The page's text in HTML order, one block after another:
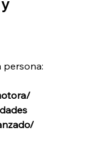
persona: